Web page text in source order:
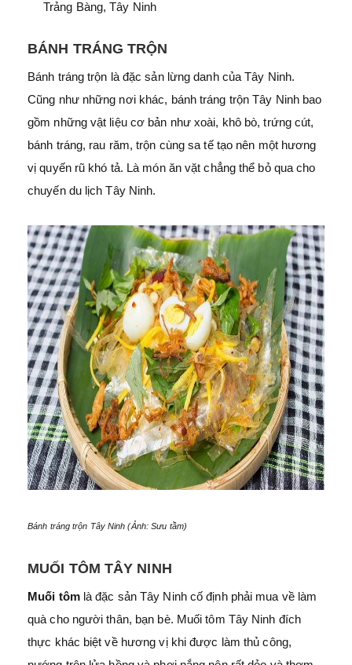
Trảng Bàng, Tây Ninh
BÁNH TRÁNG TRỘN
Bánh tráng trộn là đặc sản lừng danh của Tây Ninh.
Cũng như những nơi khác, bánh tráng trộn Tây Ninh bao
gồm những vật liệu cơ bản như xoài, khô bò, trứng cút,
bánh tráng, rau răm, trộn cùng sa tế tạo nên một hương
vị quyến rũ khó tả. Là món ăn vặt chẳng thể bỏ qua cho
chuyến du lịch Tây Ninh.
Bánh tráng trộn Tây Ninh (Ảnh: Sưu tầm)
MUỐI TÔM TÂY NINH
Muối tôm là đặc sản Tây Ninh cố định phải mua về làm
quà cho người thân, bạn bè. Muối tôm Tây Ninh đích
thực khác biệt về hương vị khi được làm thủ công,